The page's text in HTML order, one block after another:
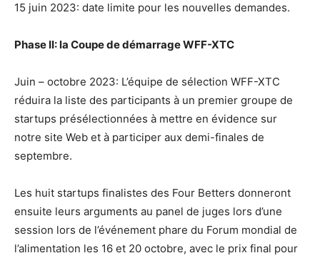
15 juin 2023: date limite pour les nouvelles demandes.
Phase II: la Coupe de démarrage WFF-XTC
Juin – octobre 2023: L’équipe de sélection WFF-XTC
réduira la liste des participants à un premier groupe de
startups présélectionnées à mettre en évidence sur
notre site Web et à participer aux demi-finales de
septembre.
Les huit startups finalistes des Four Betters donneront
ensuite leurs arguments au panel de juges lors d’une
session lors de l’événement phare du Forum mondial de
l’alimentation les 16 et 20 octobre, avec le prix final pour